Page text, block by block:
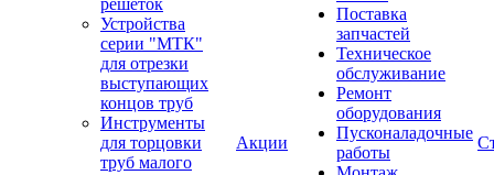
решеток
Устройства
серии "МТК"
для отрезки
выступающих
концов труб
Инструменты
для торцовки
труб малого
Акции
Поставка
запчастей
Техническое
обслуживание
Ремонт
оборудования
Пусконаладочные
работы